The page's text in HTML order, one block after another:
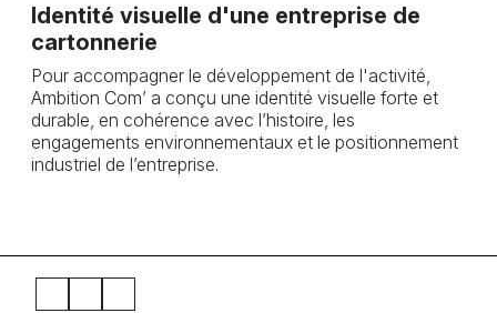
entreprise de
de l'activité,
identité visuelle forte et
l’histoire, les
et le positionnement
Création de l'identité
artisanal, sérieux et